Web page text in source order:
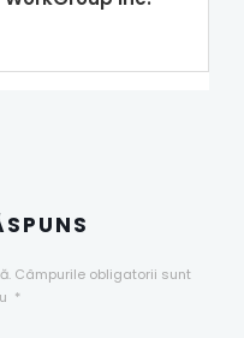
Câmpurile obligatorii sunt
*